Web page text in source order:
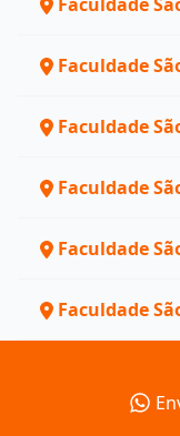
Faculdade
Faculdade
Faculdade
Faculdade
Faculdade
Fora - MG